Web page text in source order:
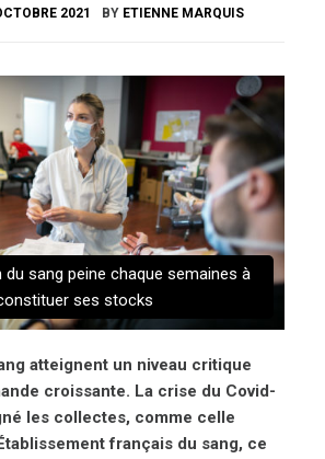
2021 BY ETIENNE MARQUIS
du sang peine chaque semaines à
ses stocks
atteignent un niveau critique
croissante. La crise du Covid-
les collectes, comme celle
français du sang, ce